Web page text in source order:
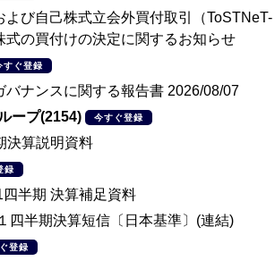
よび自己株式立会外買付取引（ToSTNeT-
式の買付けの決定に関するお知らせ
すぐ登録
バナンスに関する報告書 2026/08/07
ープ(2154)
今すぐ登録
決算説明資料
録
半期 決算補足資料
四半期決算短信〔日本基準〕(連結)
登録